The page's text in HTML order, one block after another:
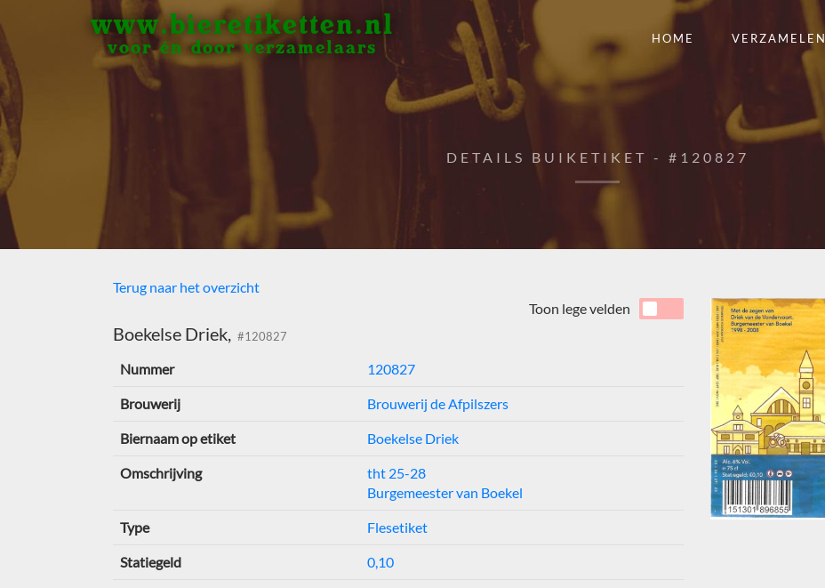
www.bieretiketten.nl
voor én door verzamelaars
HOME VERZAMELEN
DETAILS BUIKETIKET - #120827
Terug naar het overzicht
Boekelse Driek, #120827
Toon lege velden
Nummer 120827
Brouwerij Brouwerij de Afpilszers
Biernaam op etiket Boekelse Driek
Omschrijving
tht 25-28
Burgemeester van Boekel
Type Flesetiket
Statiegeld 0,10